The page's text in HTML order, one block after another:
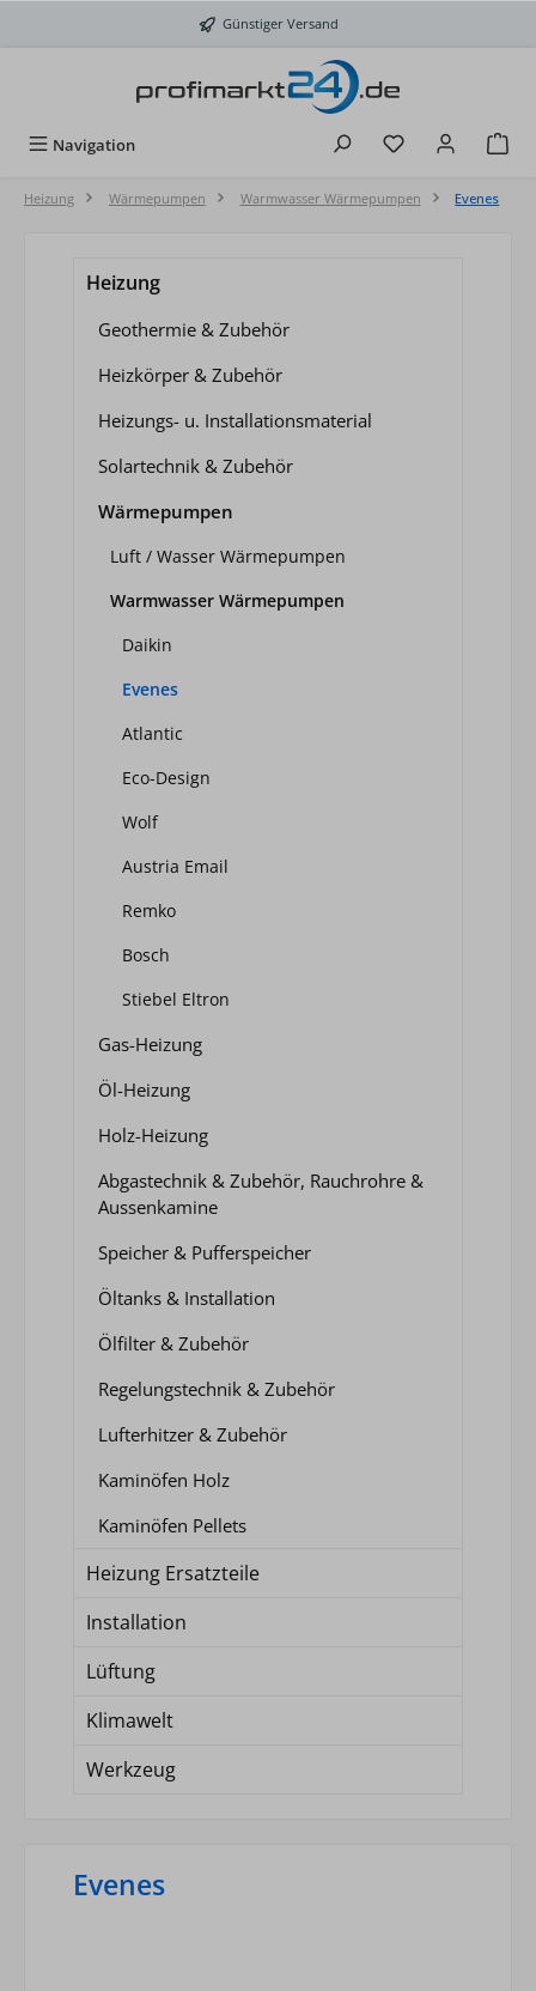
Günstiger Versand
Navigation Du hast 0
Heizung Wärmepumpen Warmwasser Wärmepumpen Evenes
Heizung
Geothermie & Zubehör
Heizkörper & Zubehör
Heizungs- u. Installationsmaterial
Solartechnik & Zubehör
Wärmepumpen
Luft / Wasser Wärmepumpen
Warmwasser Wärmepumpen
Daikin
Evenes
Atlantic
Eco-Design
Wolf
Austria Email
Remko
Bosch
Stiebel Eltron
Gas-Heizung
Öl-Heizung
Holz-Heizung
Abgastechnik & Zubehör, Rauchrohre &
Aussenkamine
Speicher & Pufferspeicher
Öltanks & Installation
Ölfilter & Zubehör
Regelungstechnik & Zubehör
Lufterhitzer & Zubehör
Kaminöfen Holz
Kaminöfen Pellets
Heizung Ersatzteile
Installation
Lüftung
Klimawelt
Werkzeug
Evenes